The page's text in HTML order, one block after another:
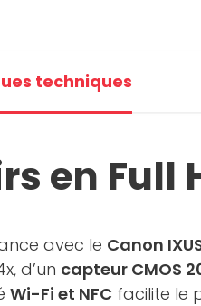
techniques
en Full
avec le Canon
d’un capteur CMOS
Wi-Fi et NFC facilite le